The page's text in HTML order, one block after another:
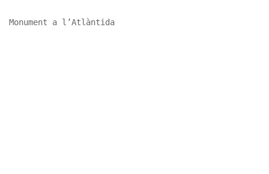
Monument a l’Atlàntida